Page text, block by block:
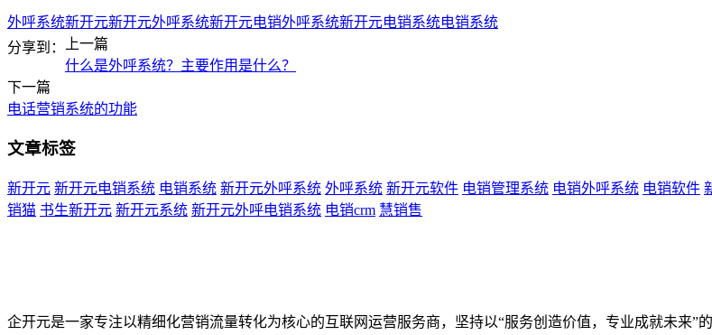
外呼系统新开元新开元外呼系统新开元电销外呼系统新开元电销系统电销系统
分享到：
上一篇
什么是外呼系统？主要作用是什么？
下一篇
电话营销系统的功能
文章标签
新开元 新开元电销系统 电销系统 新开元外呼系统 外呼系统 新开元软件 电销管理系统 电销外呼系统 电销软件
销猫 书生新开元 新开元系统 新开元外呼电销系统 电销crm 慧销售
企开元是一家专注以精细化营销流量转化为核心的互联网运营服务商，坚持以“服务创造价值，专业成就未来